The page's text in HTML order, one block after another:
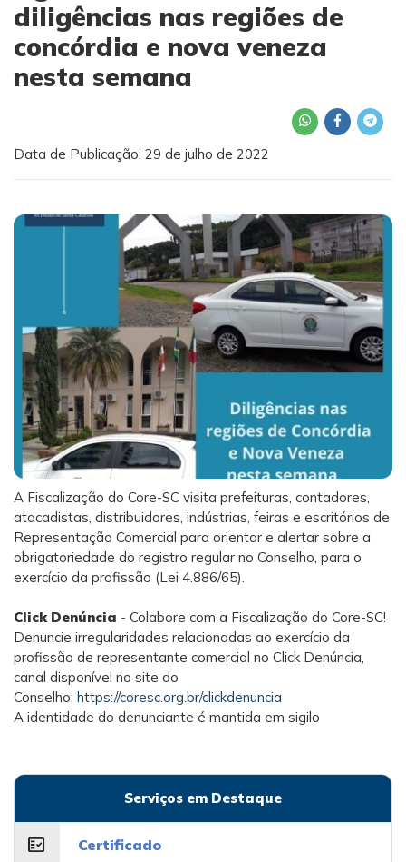
diligências nas regiões de
concórdia e nova veneza
nesta semana
Data de Publicação: 29 de julho de 2022
A Fiscalização do Core-SC visita prefeituras, contadores,
atacadistas, distribuidores, indústrias, feiras e escritórios de
Representação Comercial para orientar e alertar sobre a
obrigatoriedade do registro regular no Conselho, para o
exercício da profissão (Lei 4.886/65).
Click Denúncia - Colabore com a Fiscalização do Core-SC!
Denuncie irregularidades relacionadas ao exercício da
profissão de representante comercial no Click Denúncia,
canal disponível no site do
Conselho: https://coresc.org.br/clickdenuncia
A identidade do denunciante é mantida em sigilo
Serviços em Destaque
fact_check Certificado